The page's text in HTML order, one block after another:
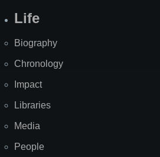
Life
Biography
Chronology
Impact
Libraries
Media
People